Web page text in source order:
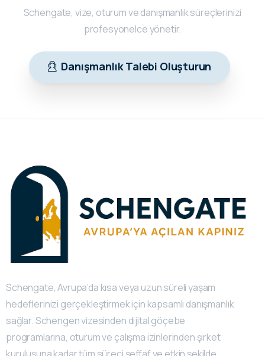
Schengate, vize, oturum ve danışmanlık süreçlerinizi
profesyonelce yönetir.
Danışmanlık Talebi Oluşturun
Schengate, Avrupa’da kısa veya uzun süreli yaşam
hedeflerinizi gerçekleştirmek için kapsamlı danışmanlık
sağlar. Schengen vizesinden dijital göçebe
programlarına, oturum ve çalışma izinlerinden şirket